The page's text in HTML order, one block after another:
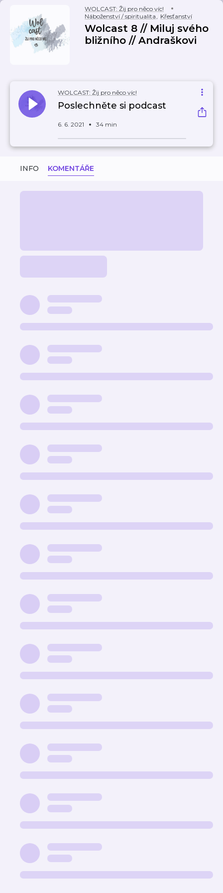
WOLCAST: Žij pro něco víc!
Náboženství / spiritualita, Křesťanství
Wolcast 8 // Miluj svého
bližního // Andraškovi
WOLCAST: Žij pro něco víc!
Poslechněte si podcast
6. 6. 2021 34 min
INFO KOMENTÁŘE